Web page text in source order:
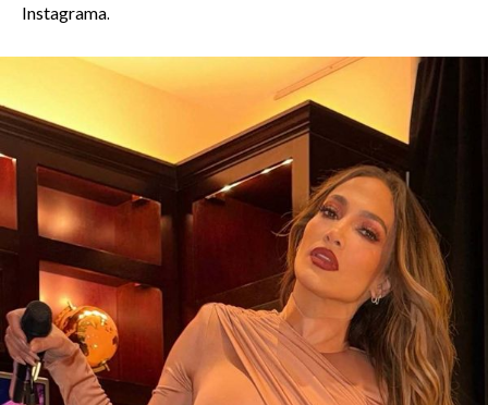
Instagrama.